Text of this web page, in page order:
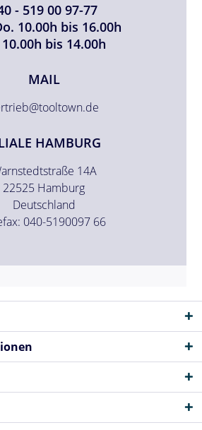
- 519 00 97-77
10.00h bis 16.00h
bis 14.00h
MAIL
HAMBURG
14A
22525 Hamburg
Deutschland
040-5190097 66